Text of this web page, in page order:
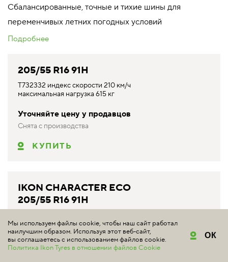
Сбалансированные, точные и тихие шины для
переменчивых летних погодных условий
Подробнее
205/55 R16 91H
T732332 индекс скорости 210 км/ч
максимальная нагрузка 615 кг
Уточняйте цену у продавцов
Снята с производства
КУПИТЬ
IKON CHARACTER ECO
205/55 R16 91H
T743183 индекс скорости 210 км/ч, максимальная нагрузка
615 кг
от 5 310 ₽*
Мы используем файлы cookie, чтобы наш сайт работал
наилучшим образом. Используя этот веб-сайт,
вы соглашаетесь с использованием файлов cookie.
Политика Ikon Tyres в отношении файлов Cookie
ОК